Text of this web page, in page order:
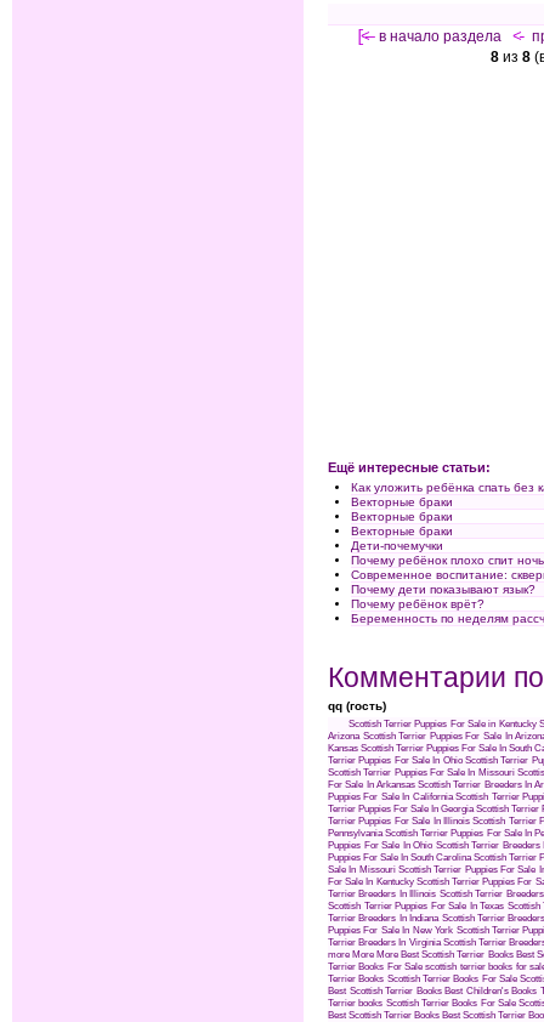
[<— в начало раздела <-
8из 8
Ещё интересные статьи:
Как уложить ребёнка спать без
Векторные браки
Векторные браки
Векторные браки
Дети-почемучки
Почему ребёнок плохо спит
Современное воспитание:
Почему дети показывают язык?
Почему ребёнок врёт?
Беременность по неделям
Комментарии
qq (гость)
Scottish Terrier Puppies For Sale in Kentucky
Arizona Scottish Terrier Puppies For Sale In
Kansas Scottish Terrier Puppies For Sale In South
Terrier Puppies For Sale In Ohio Scottish Terrier
Scottish Terrier Puppies For Sale In Missouri
For Sale In Arkansas Scottish Terrier Breeders In
Puppies For Sale In California Scottish Terrier
Terrier Puppies For Sale In Georgia Scottish Terrier
Terrier Puppies For Sale In Illinois Scottish Terrier
Pennsylvania Scottish Terrier Puppies For Sale In
Puppies For Sale In Ohio Scottish Terrier Breeders
Puppies For Sale In South Carolina Scottish Terrier
Sale In Missouri Scottish Terrier Puppies For Sale
For Sale In Kentucky Scottish Terrier Puppies For
Terrier Breeders In Illinois Scottish Terrier
Scottish Terrier Puppies For Sale In Texas Scottish
Terrier Breeders In Indiana Scottish Terrier
Puppies For Sale In New York Scottish Terrier
Terrier Breeders In Virginia Scottish Terrier
more More More Best Scottish Terrier Books Best
Terrier Books For Sale scottish terrier books for
Terrier Books Scottish Terrier Books For Sale
Best Scottish Terrier Books Best Children's Books
Terrier books Scottish Terrier Books For Sale
Best Scottish Terrier Books Best Scottish Terrier